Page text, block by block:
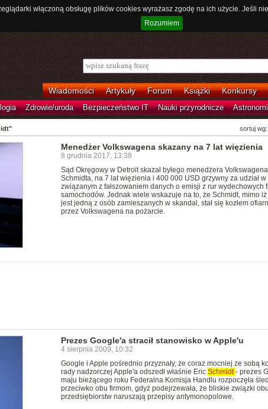
włączoną obsługę plików cookies wyrażasz zgodę na ich użycie. Jeśli
Rozumiem
Wiadomości Artykuły Forum Książki Konkursy
Zdrowie/uroda Bezpieczeństwo IT Nauki przyrodnicze
sortuj wg:
Menedżer Volkswagena skazany na 7 lat więzienia
8 grudnia 2017, 13:38
Sąd Okręgowy w Detroit skazał byłego menedżera
Schmidta, na 7 lat więzienia i 400 000 USD grzywny za udział
związanym z fałszowaniem danych o emisji z rur wydechowych
samochodów. Jednak wiele wskazuje na to, że Schmidt, mimo
jest jedną z osób zamieszanych w skandal, stał się kozłem
przez Volkswagena na pożarcie.
Prezes Google'a stracił stanowisko w Apple'u
4 sierpnia 2009, 10:32
Google i Apple pośrednio przyznały, że coraz mocniej ze sobą
rady nadzorczej Apple'a odszedł właśnie Eric Schmidt- prezes
maju bieżącego roku Federalna Komisja Handlu rozpoczęła
przeciwko obu firmom, gdyż podejrzewała, że bliskie związki obu
przedsiębiorstw naruszają przepisy antymonopolowe.